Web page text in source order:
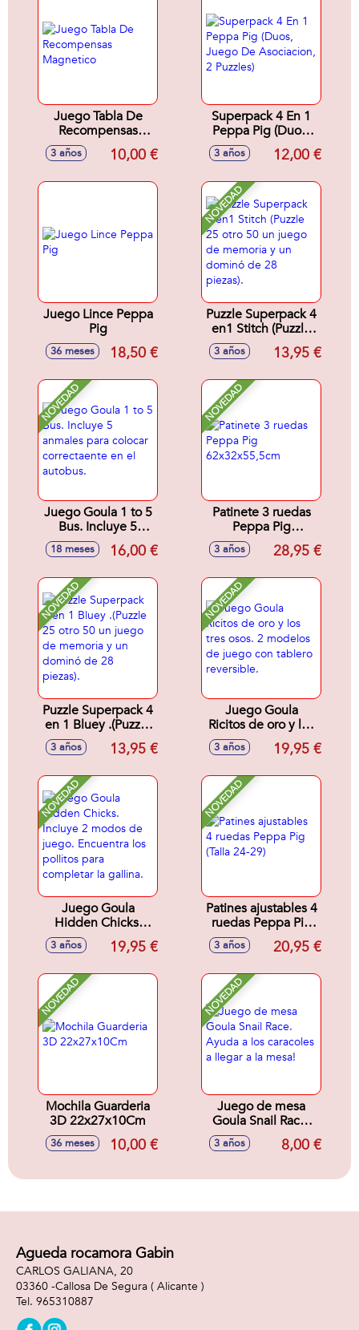
Juego Tabla De
Recompensas
Magnetico
3 años 10,00 €
Superpack 4 En 1
Peppa Pig (Duos,
Juego De
Asociacion, 2
3 años 12,00 €
Juego Lince Peppa
Pig
36 meses 18,50 €
NOVEDAD
Puzzle Superpack 4
en1 Stitch (Puzzle
25 otro 50 un juego
de memoria y un
piezas).
3 años 13,95 €
NOVEDAD
Juego Goula 1 to 5
Bus. Incluye 5
anmales para
colocar
autobus.
18 meses 16,00 €
NOVEDAD
Patinete 3 ruedas
Peppa Pig
62x32x55,5cm
3 años 28,95 €
NOVEDAD
Puzzle Superpack 4
en 1 Bluey .(Puzzle
25 otro 50 un juego
de memoria y un
piezas).
3 años 13,95 €
NOVEDAD
Juego Goula
Ricitos de oro y los
tres osos. 2
modelos de juego
reversible.
3 años 19,95 €
NOVEDAD
Juego Goula
Hidden Chicks.
Incluye 2 modos de
juego. Encuentra
completar la
gallina.
3 años 19,95 €
NOVEDAD
Patines ajustables 4
ruedas Peppa Pig
(Talla 24-29)
3 años 20,95 €
NOVEDAD
Mochila Guarderia
3D 22x27x10Cm
36 meses 10,00 €
NOVEDAD
Juego de mesa
Goula Snail Race.
Ayuda a los
caracoles a llegar a
3 años 8,00 €
Agueda rocamora Gabin
CARLOS GALIANA, 20
03360 -Callosa De Segura ( Alicante )
965310887